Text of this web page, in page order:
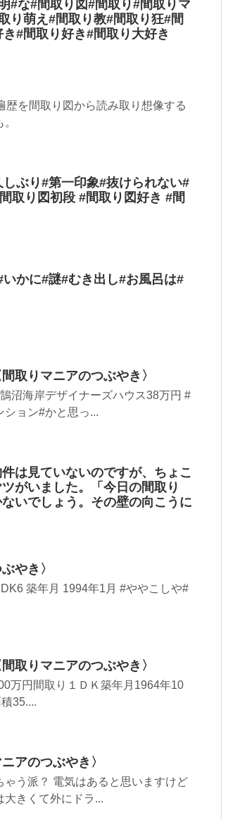
#な#間取り図#間取り#間取りマ
り萌え#間取り教#間取り狂#間
#間取り好き#間取り大好き
を間取り図から読み取り想像する
ぶり#第一印象#抜けられない#
取り図初段 #間取り図好き #間
かに#謎#むき出し#お風呂は#
取りマニアのつぶやき〉
沼海岸デザイナーズハウス38万円 #
ョン#かと思っ...
は見ていないのですが、ちょこ
がいました。「今日の間取り
いでしょう。その壁の向こうに
やき〉
築年月 1994年1月 #ややこしや#
取りマニアのつぶやき〉
万円間取り１ＤＫ築年月1964年10
35....
アのつぶやき〉
う派？ 電気はあると思いますけど
大きくて外にドラ...